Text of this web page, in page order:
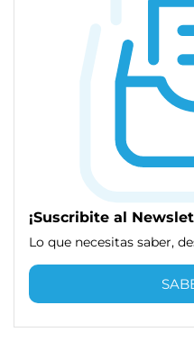
¡Suscribite al
Lo que necesitas saber,